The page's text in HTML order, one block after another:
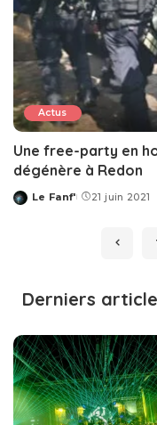
Actus
Une free-party en
dégénère à Redon
Posted
Le Fanf' 21 juin 2021
Derniers